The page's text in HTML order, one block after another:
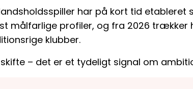
har på kort tid etableret
målfarlige profiler, og fra 2026 trækker
klubber.
– det er et tydeligt signal om